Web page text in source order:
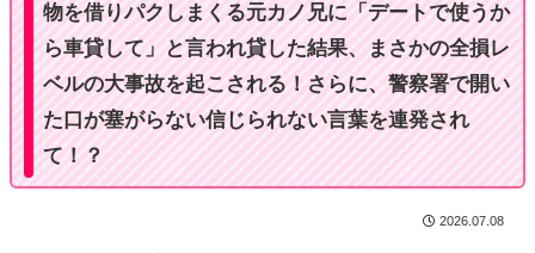
物を借りパクしまくる元カノ兄に「デートで使うか
ら車貸して」と言われ貸した結果、まさかの全損レ
ベルの大事故を起こされる！さらに、警察署で開い
た口が塞がらない信じられない言葉を連発され
て！？
2026.07.08